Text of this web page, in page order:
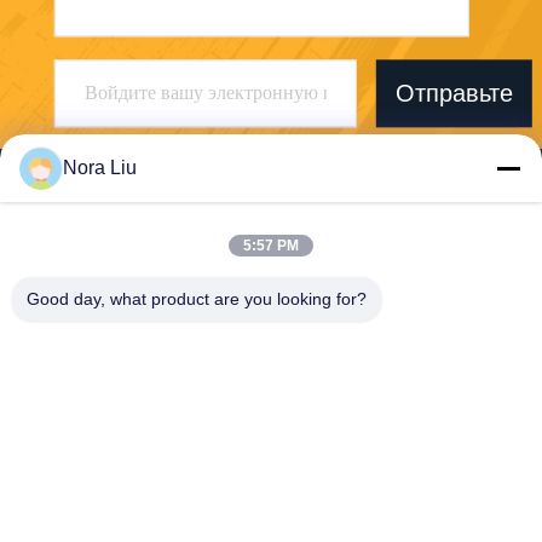
Отправьте
Nora Liu
5:57 PM
Good day, what product are you looking for?